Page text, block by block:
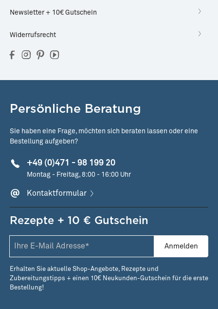
Newsletter + 10€ Gutschein
Widerrufsrecht
Persönliche Beratung
Sie haben eine Frage, möchten sich beraten lassen oder eine
Bestellung aufgeben?
+49 (0)471 - 98 199 20
Montag - Freitag, 8:00 - 16:00 Uhr
Kontaktformular
Rezepte + 10 € Gutschein
Anmelden
Erhalten Sie aktuelle Shop-Angebote, Rezepte und
Zubereitungstipps + einen 10€ Neukunden-Gutschein für die erste
Bestellung!